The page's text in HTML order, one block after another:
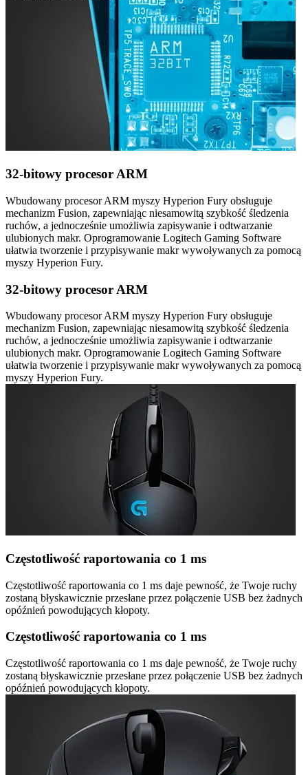
32-bitowy procesor ARM
Wbudowany procesor ARM myszy Hyperion Fury obsługuje
mechanizm Fusion, zapewniając niesamowitą szybkość śledzenia
ruchów, a jednocześnie umożliwia zapisywanie i odtwarzanie
ulubionych makr. Oprogramowanie Logitech Gaming Software
ułatwia tworzenie i przypisywanie makr wywoływanych za pomocą
myszy Hyperion Fury.
32-bitowy procesor ARM
Wbudowany procesor ARM myszy Hyperion Fury obsługuje
mechanizm Fusion, zapewniając niesamowitą szybkość śledzenia
ruchów, a jednocześnie umożliwia zapisywanie i odtwarzanie
ulubionych makr. Oprogramowanie Logitech Gaming Software
ułatwia tworzenie i przypisywanie makr wywoływanych za pomocą
myszy Hyperion Fury.
Częstotliwość raportowania co 1 ms
Częstotliwość raportowania co 1 ms daje pewność, że Twoje ruchy
zostaną błyskawicznie przesłane przez połączenie USB bez żadnych
opóźnień powodujących kłopoty.
Częstotliwość raportowania co 1 ms
Częstotliwość raportowania co 1 ms daje pewność, że Twoje ruchy
zostaną błyskawicznie przesłane przez połączenie USB bez żadnych
opóźnień powodujących kłopoty.